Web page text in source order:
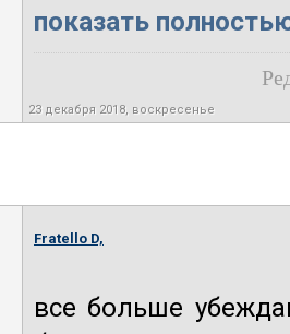
показать
23 декабря 2018, воскресенье
Fratello D,
все больше